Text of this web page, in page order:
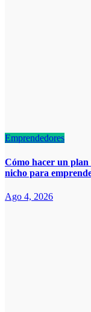
Emprendedores
Cómo hacer un
nicho para
Ago 4, 2026